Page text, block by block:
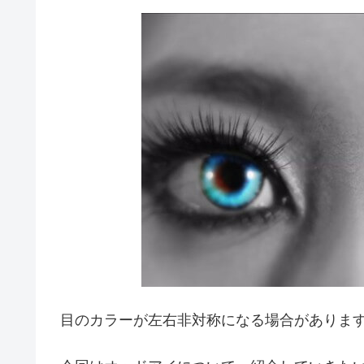
目のカラーが左右非対称になる場合がありま